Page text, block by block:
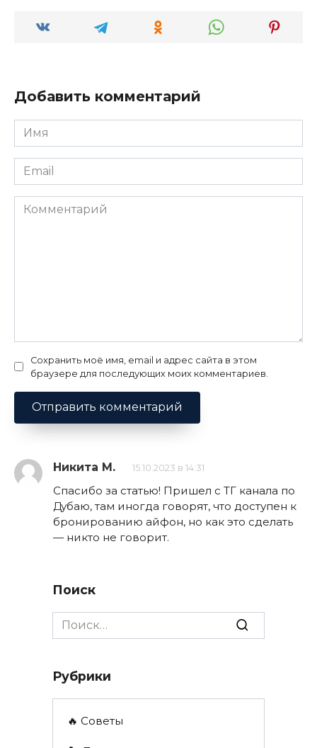
Добавить комментарий
Имя
*
Email
*
Комментарий
Сохранить моё имя, email и адрес сайта в этом
браузере для последующих моих комментариев.
Никита М. 15.10.2023 в 14:31
Спасибо за статью! Пришел с ТГ канала по
Дубаю, там иногда говорят, что доступен к
бронированию айфон, но как это сделать
— никто не говорит.
Поиск
Search
for:
Рубрики
🔥 Советы